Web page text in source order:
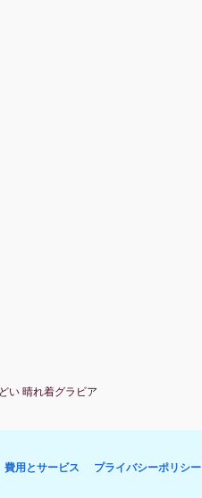
い 晴れ着グラビア
費用とサービス プライバシーポリシー